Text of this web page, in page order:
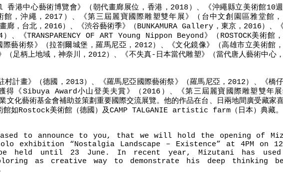
港中心藝術博覽會》（朝代畫廊展位，香港，2018）、《沖繩縣立美術館10
館，沖繩，2017）、《第三屆麗寶國際雕塑雙年展》（台中文創園區雅堂館，
廊，台北，2016）、《渋谷藝術季》（BUNKAMURA Gallery，東京，2016）、
、《TRANSPARENCY OF ART Young Nippon Beyond》（ROSTOCK美術館，
藝術祭》（拉劄爾城堡，羅馬尼亞，2012）、《文化鏡像》（高雄市立美術館，
（足柄上地域，神奈川，2012）、《不失真-日本當代雕塑》（當代唐人藝術中心，
村計畫》（德國，2013）、《羅馬尼亞國際藝術祭》（羅馬尼亞，2012）、《橋
得《Sibuya Award小山登美夫賞》（2016）、《第三屆麗寶國際雕塑雙年展
文化藝術基金會補助並策劃重要國際交流展覽。他的作品在台、日兩地間廣受藏家
館如Rostock美術館（德國）及CAMP TALGANIE artistic farm（日本）典藏。
to announce to you, that we will hold the opening of
exhibition “Nostalgia Landscape – Existence” at 4PM on 12
held until 23 June. In recent year, Mizutani has used
as creative way to demonstrate his deep thinking